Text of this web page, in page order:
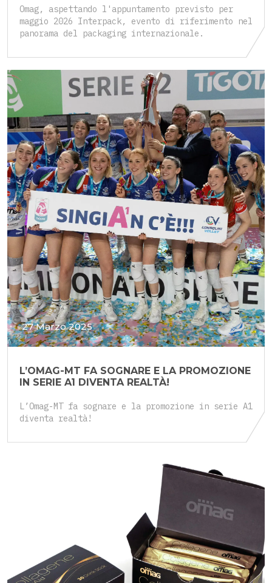
Omag, aspettando l'appuntamento previsto per
maggio 2026 Interpack, evento di riferimento nel
panorama del packaging internazionale.
27 Marzo 2025
L’OMAG-MT FA SOGNARE E LA PROMOZIONE
IN SERIE A1 DIVENTA REALTÀ!
L’Omag-MT fa sognare e la promozione in serie A1
diventa realtà!